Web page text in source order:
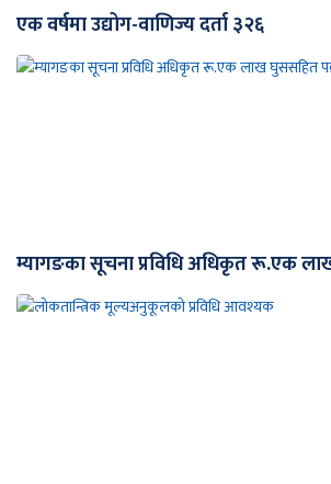
एक वर्षमा उद्योग-वाणिज्य दर्ता ३२६
म्यागङका सूचना प्रविधि अधिकृत रू.एक